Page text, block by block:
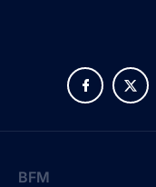
BFM